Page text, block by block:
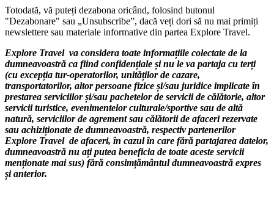
Totodată, vă puteți dezabona oricând, folosind butonul
"Dezabonare" sau „Unsubscribe”, dacă veți dori să nu mai primiți
newslettere sau materiale informative din partea Explore Travel.
Explore Travel va considera toate informațiile colectate de la
dumneavoastră ca fiind confidențiale și nu le va partaja cu terți
(cu excepția tur-operatorilor, unităților de cazare,
transportatorilor, altor persoane fizice și/sau juridice implicate în
prestarea serviciilor și/sau pachetelor de servicii de călătorie, altor
servicii turistice, evenimentelor culturale/sportive sau de altă
natură, serviciilor de agrement sau călătorii de afaceri rezervate
sau achiziționate de dumneavoastră, respectiv partenerilor
Explore Travel de afaceri, în cazul în care fără partajarea datelor,
dumneavoastră nu ați putea beneficia de toate aceste servicii
menționate mai sus) fără consimțământul dumneavoastră expres
și anterior.